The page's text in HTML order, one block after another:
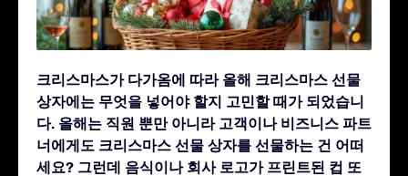
크리스마스가 다가옴에 따라 올해 크리스마스 선물
상자에는 무엇을 넣어야 할지 고민할 때가 되었습니
다. 올해는 직원 뿐만 아니라 고객이나 비즈니스 파트
너에게도 크리스마스 선물 상자를 선물하는 건 어떠
세요? 그런데 음식이나 회사 로고가 프린트된 컵 또